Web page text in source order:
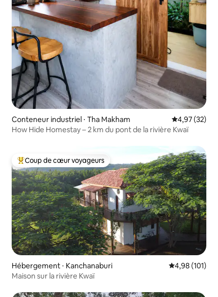
Conteneur industriel ⋅ Tha Makham Évaluation
4,97 (32)
How Hide Homestay – 2 km du pont de la rivière Kwaï
Coups de cœur voyageurs les plus appréciés
Coup de cœur voyageurs
Hébergement ⋅ Kanchanaburi Évaluation
4,98 (101)
Maison sur la rivière Kwaï